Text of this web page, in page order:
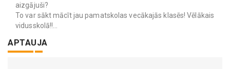
aizgājuši?
To var sākt mācīt jau pamatskolas vecākajās klasēs! Vēlākais
vidusskolā!!...
APTAUJA